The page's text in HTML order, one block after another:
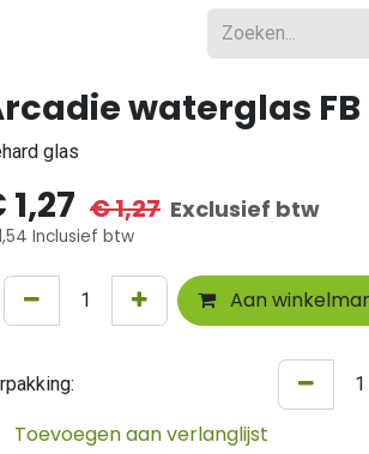
waterglas FB
glas
1,27 €1,27 Exclusief btw
Inclusief btw
Aan
Toevoegen aan verlanglijst